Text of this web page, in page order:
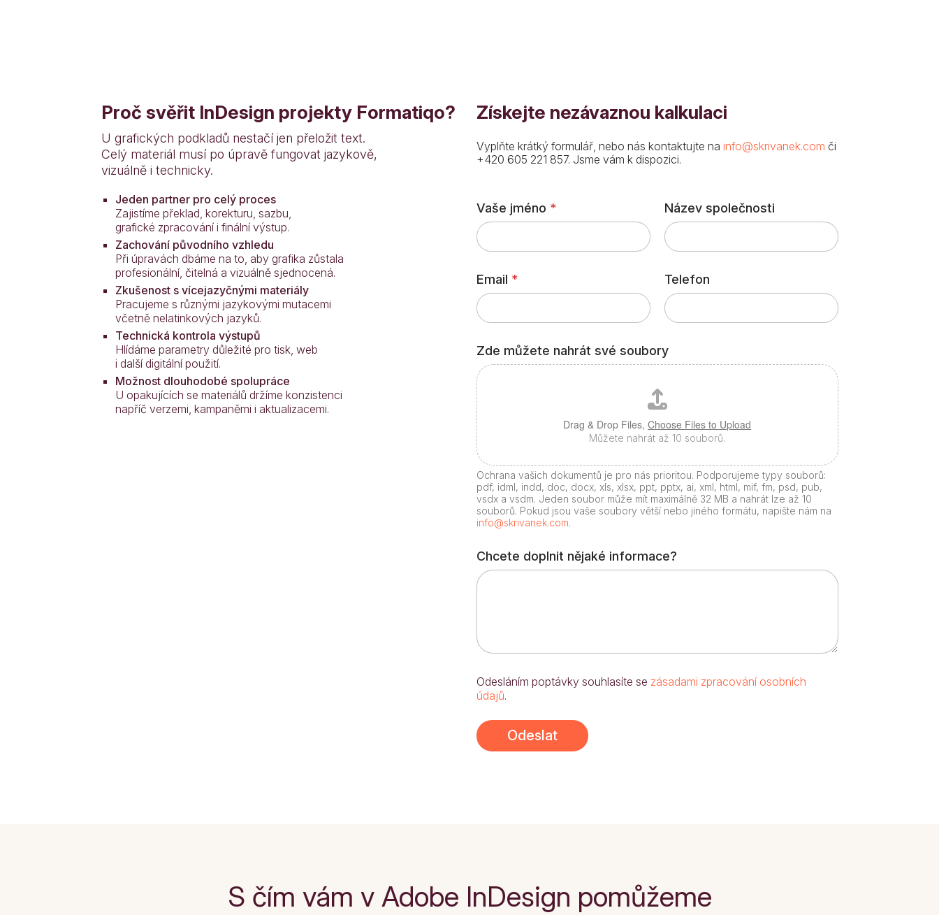
Proč svěřit InDesign projekty Formatiqo?
U grafických podkladů nestačí jen přeložit text.
Celý materiál musí po úpravě fungovat jazykově,
vizuálně i technicky.
Jeden partner pro celý proces
Zajistíme překlad, korekturu, sazbu,
grafické zpracování i finální výstup.
Zachování původního vzhledu
Při úpravách dbáme na to, aby grafika zůstala
profesionální, čitelná a vizuálně sjednocená.
Zkušenost s vícejazyčnými materiály
Pracujeme s různými jazykovými mutacemi
včetně nelatinkových jazyků.
Technická kontrola výstupů
Hlídáme parametry důležité pro tisk, web
i další digitální použití.
Možnost dlouhodobé spolupráce
U opakujících se materiálů držíme konzistenci
napříč verzemi, kampaněmi i aktualizacemi.
Získejte nezávaznou kalkulaci
Vyplňte krátký formulář, nebo nás kontaktujte na info@skrivanek.com či
+420 605 221 857. Jsme vám k dispozici.
h
c
e
t
E
m
a
i
i
n
f
o
r
m
a
c
e
?
Vaše jméno * Název společnosti
Email * Telefon
Zde můžete nahrát své soubory
Drag & Drop Files,Choose Files to Upload
Můžete nahrát až 10 souborů.
Ochrana vašich dokumentů je pro nás prioritou. Podporujeme typy souborů:
pdf, idml, indd, doc, docx, xls, xlsx, ppt, pptx, ai, xml, html, mif, fm, psd, pub,
vsdx a vsdm. Jeden soubor může mít maximálně 32 MB a nahrát lze až 10
souborů. Pokud jsou vaše soubory větší nebo jiného formátu, napište nám na
info@skrivanek.com.
Chcete doplnit nějaké informace?
Odesláním poptávky souhlasíte se zásadami zpracování osobních
údajů.
Odeslat
S čím vám v Adobe InDesign pomůžeme